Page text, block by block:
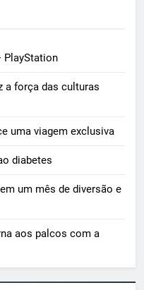
PlayStation
a força das culturas
uma viagem exclusiva
diabetes
um mês de diversão e
aos palcos com a